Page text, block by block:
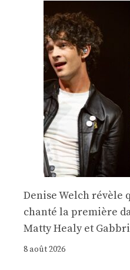
Denise Welch révèle
chanté la première
Matty Healy et
8 août 2026